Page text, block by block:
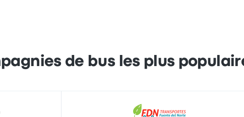
de bus les plus